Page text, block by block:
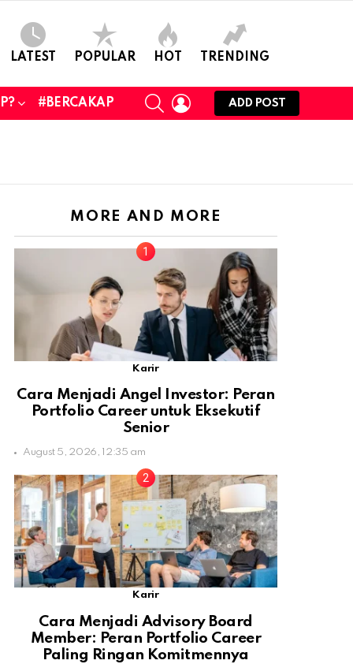
LATEST POPULAR HOT TRENDING
#BERCAKAP
SEARCHLOGIN
ADD POST
MORE AND MORE
Karir
Cara Menjadi Angel Investor: Peran
Portfolio Career untuk Eksekutif
Senior
August 5, 2026, 12:35 am
Karir
Cara Menjadi Advisory Board
Member: Peran Portfolio Career
Paling Ringan Komitmennya